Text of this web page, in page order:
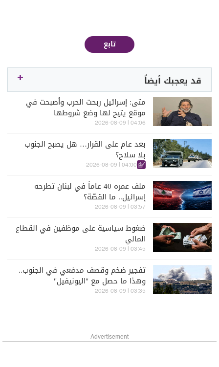
تابع
قد يعجبك أيضاً
متى: إسرائيل ربحت الحرب وأصبحت في
موقع يتيح لها وضع شروطها
04:06 | 2026-08-09
بعد عام على القرار… هل يصبح الجنوب
بلا سلاح؟
04:00 | 2026-08-09
ملف عمره 40 عاماً في لبنان تطرحه
إسرائيل.. ما القصّة؟
03:57 | 2026-08-09
ضغوط سياسية على موظفين في القطاع
المالي
03:45 | 2026-08-09
تفجير ضخم وقصف مدفعي في الجنوب..
وهذا ما حصل مع "اليونيفيل"
03:35 | 2026-08-09
Advertisement